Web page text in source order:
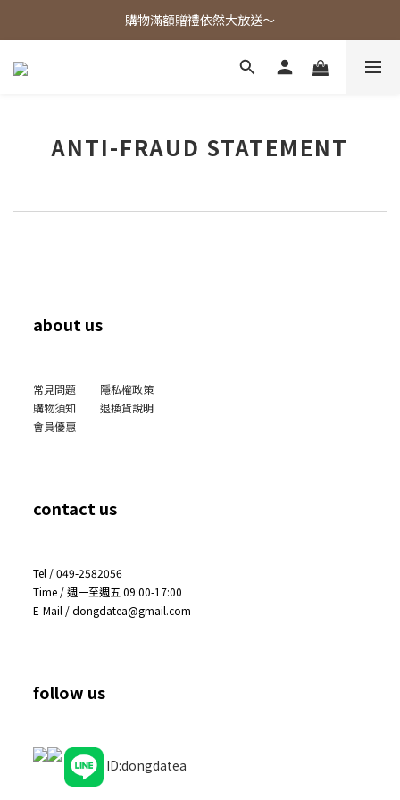
歡迎光臨東大茶莊，各式好茶任君挑選！
購物滿額贈禮依然大放送～
歡迎光臨東大茶莊，各式好茶任君挑選！
ANTI-FRAUD STATEMENT
about us
常見問題
隱私權政策
購物須知
退換貨說明
會員優惠
contact us
Tel / 049-2582056
Time / 週一至週五 09:00-17:00
E-Mail / dongdatea@gmail.com
follow us
ID:dongdatea